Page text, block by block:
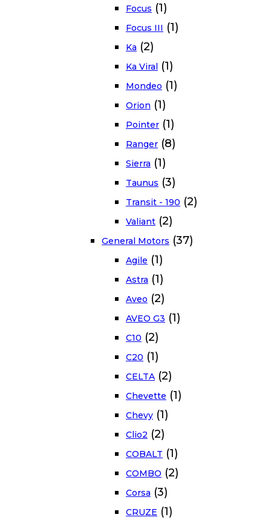
Focus (1)
Focus III (1)
Ka (2)
Ka Viral (1)
Mondeo (1)
Orion (1)
Pointer (1)
Ranger (8)
Sierra (1)
Taunus (3)
Transit - 190 (2)
Valiant (2)
General Motors (37)
Agile (1)
Astra (1)
Aveo (2)
AVEO G3 (1)
C10 (2)
C20 (1)
CELTA (2)
Chevette (1)
Chevy (1)
Clio2 (2)
COBALT (1)
COMBO (2)
Corsa (3)
CRUZE (1)